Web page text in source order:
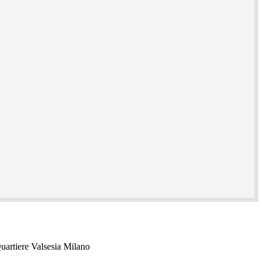
Valsesia Milano